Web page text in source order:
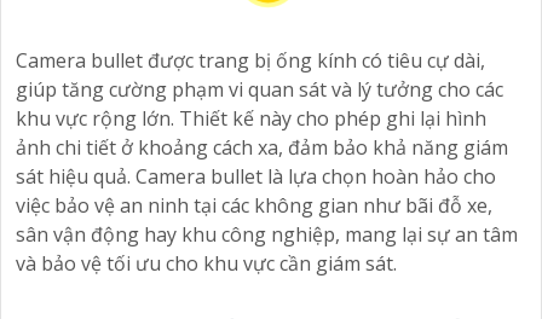
chính hãng giá rẻ và chất lượng:
1:Camera Dahua là một thương hiệu nổi tiếng về sản
phẩm an ninh và giám sát.⚒2:Để Hoàn toàn tin cậy
mua Camera Dahua chính hãng, bạn nên mua từ các
cửa hàng uy tín hoặc các đại lý chính thức của Dahua.☄️
3:Mức giá của Camera Dahua có thể thay đổi tùy vào
model và chức năng của camera. Bạn nên tìm hiểu kỹ
trước khi đầu tư.🎖️4: Chất lượng của Camera Dahua
Camera bullet được trang bị ống kính có tiêu cự dài,
giúp tăng cường phạm vi quan sát và lý tưởng cho các
khu vực rộng lớn. Thiết kế này cho phép ghi lại hình
ảnh chi tiết ở khoảng cách xa, đảm bảo khả năng giám
sát hiệu quả. Camera bullet là lựa chọn hoàn hảo cho
việc bảo vệ an ninh tại các không gian như bãi đỗ xe,
sân vận động hay khu công nghiệp, mang lại sự an tâm
và bảo vệ tối ưu cho khu vực cần giám sát.